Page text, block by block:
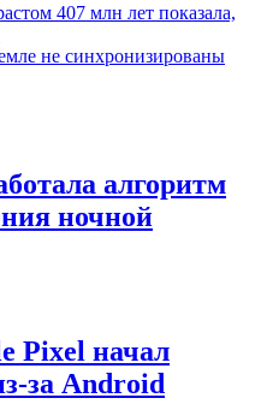
407 млн лет показала,
не синхронизированы
алгоритм
ночной
Pixel начал
за Android